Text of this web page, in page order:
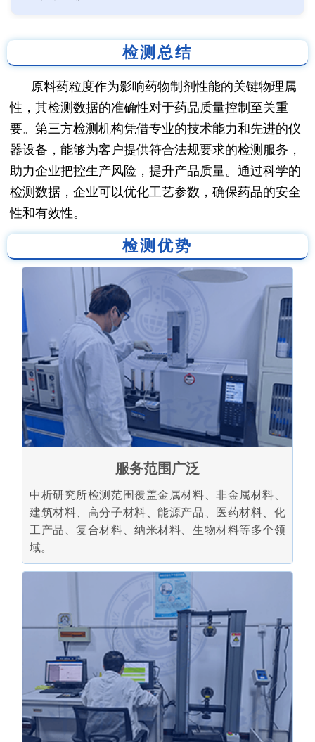
检测总结
原料药粒度作为影响药物制剂性能的关键物理属
性，其检测数据的准确性对于药品质量控制至关重
要。第三方检测机构凭借专业的技术能力和先进的仪
器设备，能够为客户提供符合法规要求的检测服务，
助力企业把控生产风险，提升产品质量。通过科学的
检测数据，企业可以优化工艺参数，确保药品的安全
性和有效性。
检测优势
服务范围广泛
中析研究所检测范围覆盖金属材料、非金属材料、
建筑材料、高分子材料、能源产品、医药材料、化
工产品、复合材料、纳米材料、生物材料等多个领
域。